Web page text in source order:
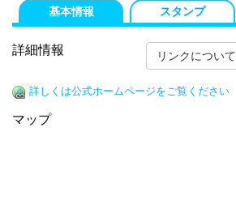
基本情報 スタンプ
リンクについて
詳細情報
詳しくは公式ホームページをご覧ください
マップ